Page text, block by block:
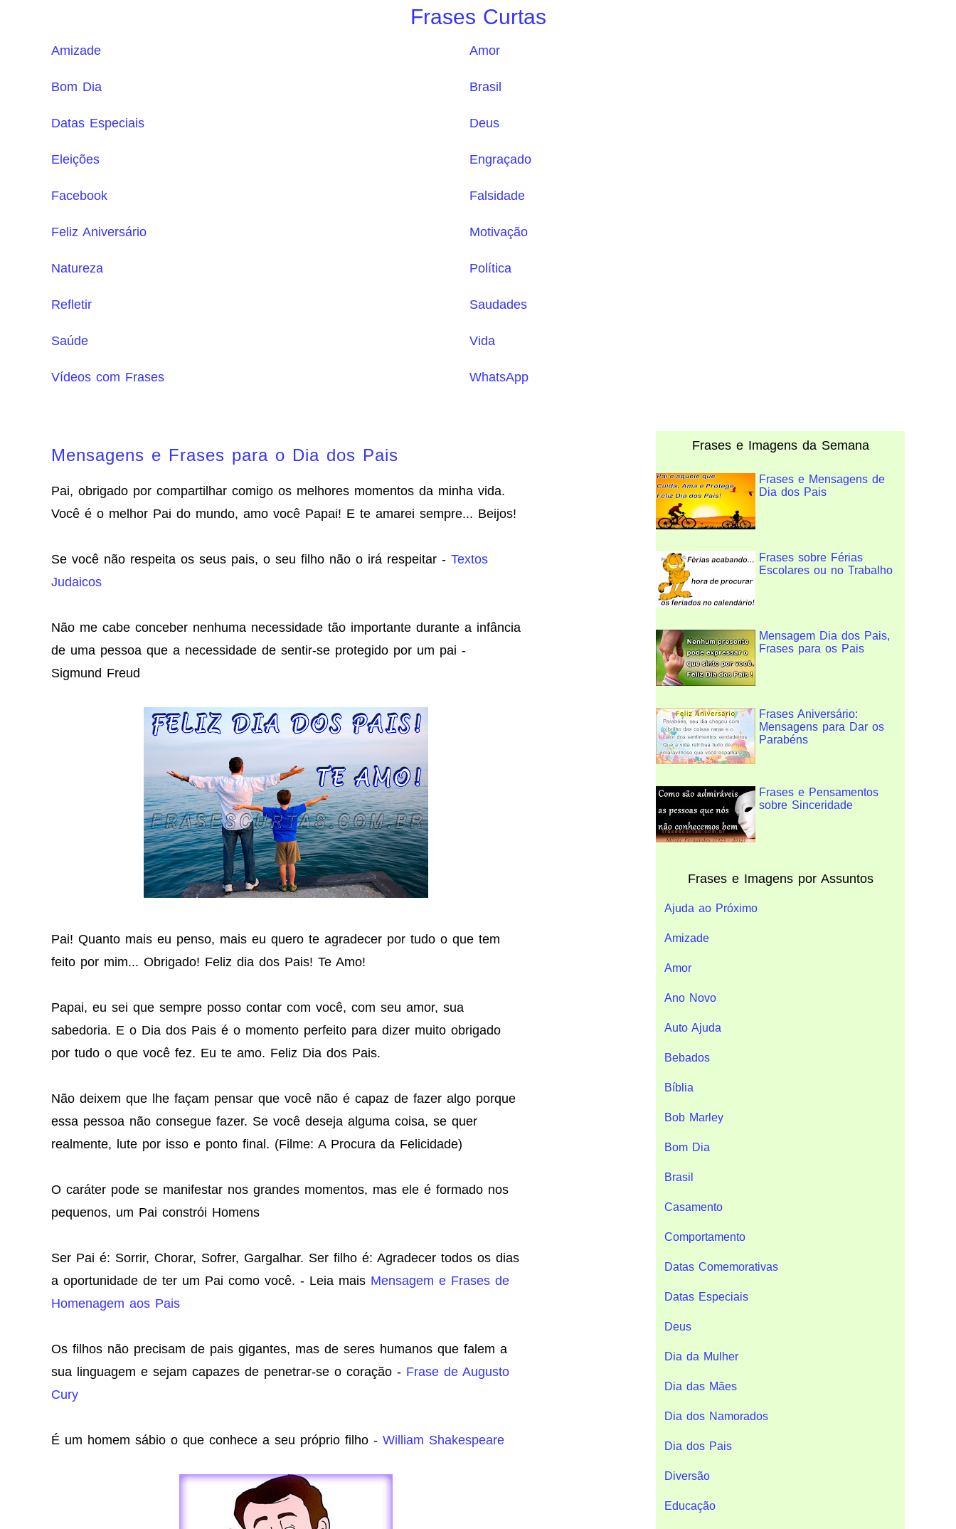
Frases Curtas
Amizade Amor
Bom Dia Brasil
Datas Especiais Deus
Eleições Engraçado
Facebook Falsidade
Feliz Aniversário Motivação
Natureza Política
Refletir Saudades
Saúde Vida
Vídeos com Frases WhatsApp
Mensagens e Frases para o Dia dos Pais
Pai, obrigado por compartilhar comigo os melhores momentos da minha vida.
Você é o melhor Pai do mundo, amo você Papai! E te amarei sempre... Beijos!
Se você não respeita os seus pais, o seu filho não o irá respeitar - Textos
Judaicos
Não me cabe conceber nenhuma necessidade tão importante durante a infância
de uma pessoa que a necessidade de sentir-se protegido por um pai -
Sigmund Freud
Pai! Quanto mais eu penso, mais eu quero te agradecer por tudo o que tem
feito por mim... Obrigado! Feliz dia dos Pais! Te Amo!
Papai, eu sei que sempre posso contar com você, com seu amor, sua
sabedoria. E o Dia dos Pais é o momento perfeito para dizer muito obrigado
por tudo o que você fez. Eu te amo. Feliz Dia dos Pais.
Não deixem que lhe façam pensar que você não é capaz de fazer algo porque
essa pessoa não consegue fazer. Se você deseja alguma coisa, se quer
realmente, lute por isso e ponto final. (Filme: A Procura da Felicidade)
O caráter pode se manifestar nos grandes momentos, mas ele é formado nos
pequenos, um Pai constrói Homens
Ser Pai é: Sorrir, Chorar, Sofrer, Gargalhar. Ser filho é: Agradecer todos os dias
a oportunidade de ter um Pai como você. - Leia mais Mensagem e Frases de
Homenagem aos Pais
Os filhos não precisam de pais gigantes, mas de seres humanos que falem a
sua linguagem e sejam capazes de penetrar-se o coração - Frase de Augusto
Cury
É um homem sábio o que conhece a seu próprio filho - William Shakespeare
Frases e Imagens da Semana
Frases e Mensagens de
Dia dos Pais
Frases sobre Férias
Escolares ou no Trabalho
Mensagem Dia dos Pais,
Frases para os Pais
Frases Aniversário:
Mensagens para Dar os
Parabéns
Frases e Pensamentos
sobre Sinceridade
Frases e Imagens por Assuntos
Ajuda ao Próximo
Amizade
Amor
Ano Novo
Auto Ajuda
Bebados
Bíblia
Bob Marley
Bom Dia
Brasil
Casamento
Comportamento
Datas Comemorativas
Datas Especiais
Deus
Dia da Mulher
Dia das Mães
Dia dos Namorados
Dia dos Pais
Diversão
Educação